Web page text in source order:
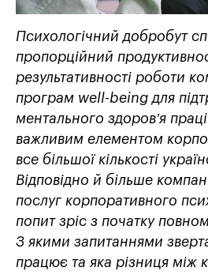
Психологічний добробут
пропорційний
результативності роботи
програм well-beingдля
ментального здоров’я
важливим елементом
все більшої кількості
Відповідно й більше
послуг корпоративного
попит зріс з початку
З якими запитаннями
працює та яка різниця між